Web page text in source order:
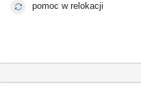
pomoc w relokacji